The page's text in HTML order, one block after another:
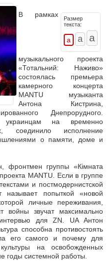
Размер
текста:
В рамках
музыкального проекта
«Тотальний: Наживо»
состоялась премьера
камерного концерта
MANTU музыканта
Антона Кистрина,
Днепрорудного.
украинцам на временно
соединило исполнение
о памяти, доме и
фронтмен группы «Кімната
MANTU. Если в группе
и постмодернистской
называет попыткой «новой
личные переживания,
звучат максимально
для ZN. UA Антон
способна противостоять
его самого и почему для
на освобожденных
годы системной работы.